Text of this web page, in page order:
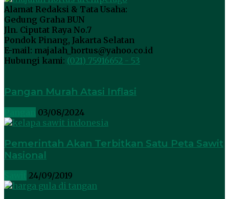
Alamat Redaksi & Tata Usaha:
Gedung Graha BUN
Jln. Ciputat Raya No.7
Pondok Pinang, Jakarta Selatan
E-mail: majalah_hortus@yahoo.co.id
Hubungi kami: (021) 75916652 - 53
Pangan Murah Atasi Inflasi
03/08/2024
Pemerintah Akan Terbitkan Satu Peta Sawit
Nasional
24/09/2019